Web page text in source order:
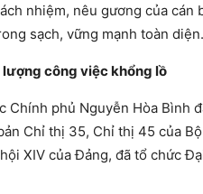
nhiệm, nêu gương của cán
sạch, vững mạnh toàn diện.
lượng công việc khổng lồ
phủ Nguyễn Hòa Bình
Chỉ thị 35, Chỉ thị 45 của
XIV của Đảng, đã tổ chức